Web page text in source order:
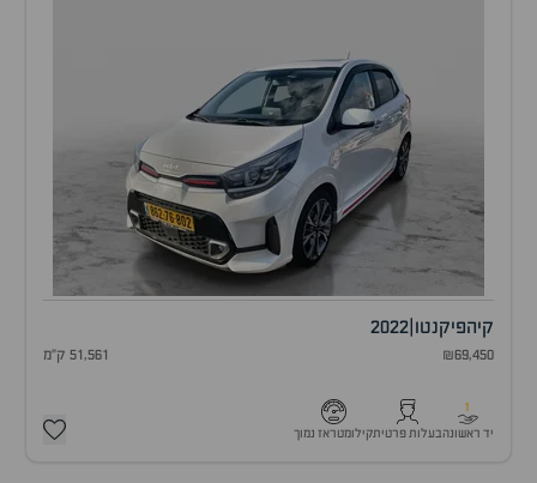
קיהפיקנטו 2022
₪69,450 51,561 ק"מ
1
יד ראשונהבעלות פרטיתקילומטראז נמוך